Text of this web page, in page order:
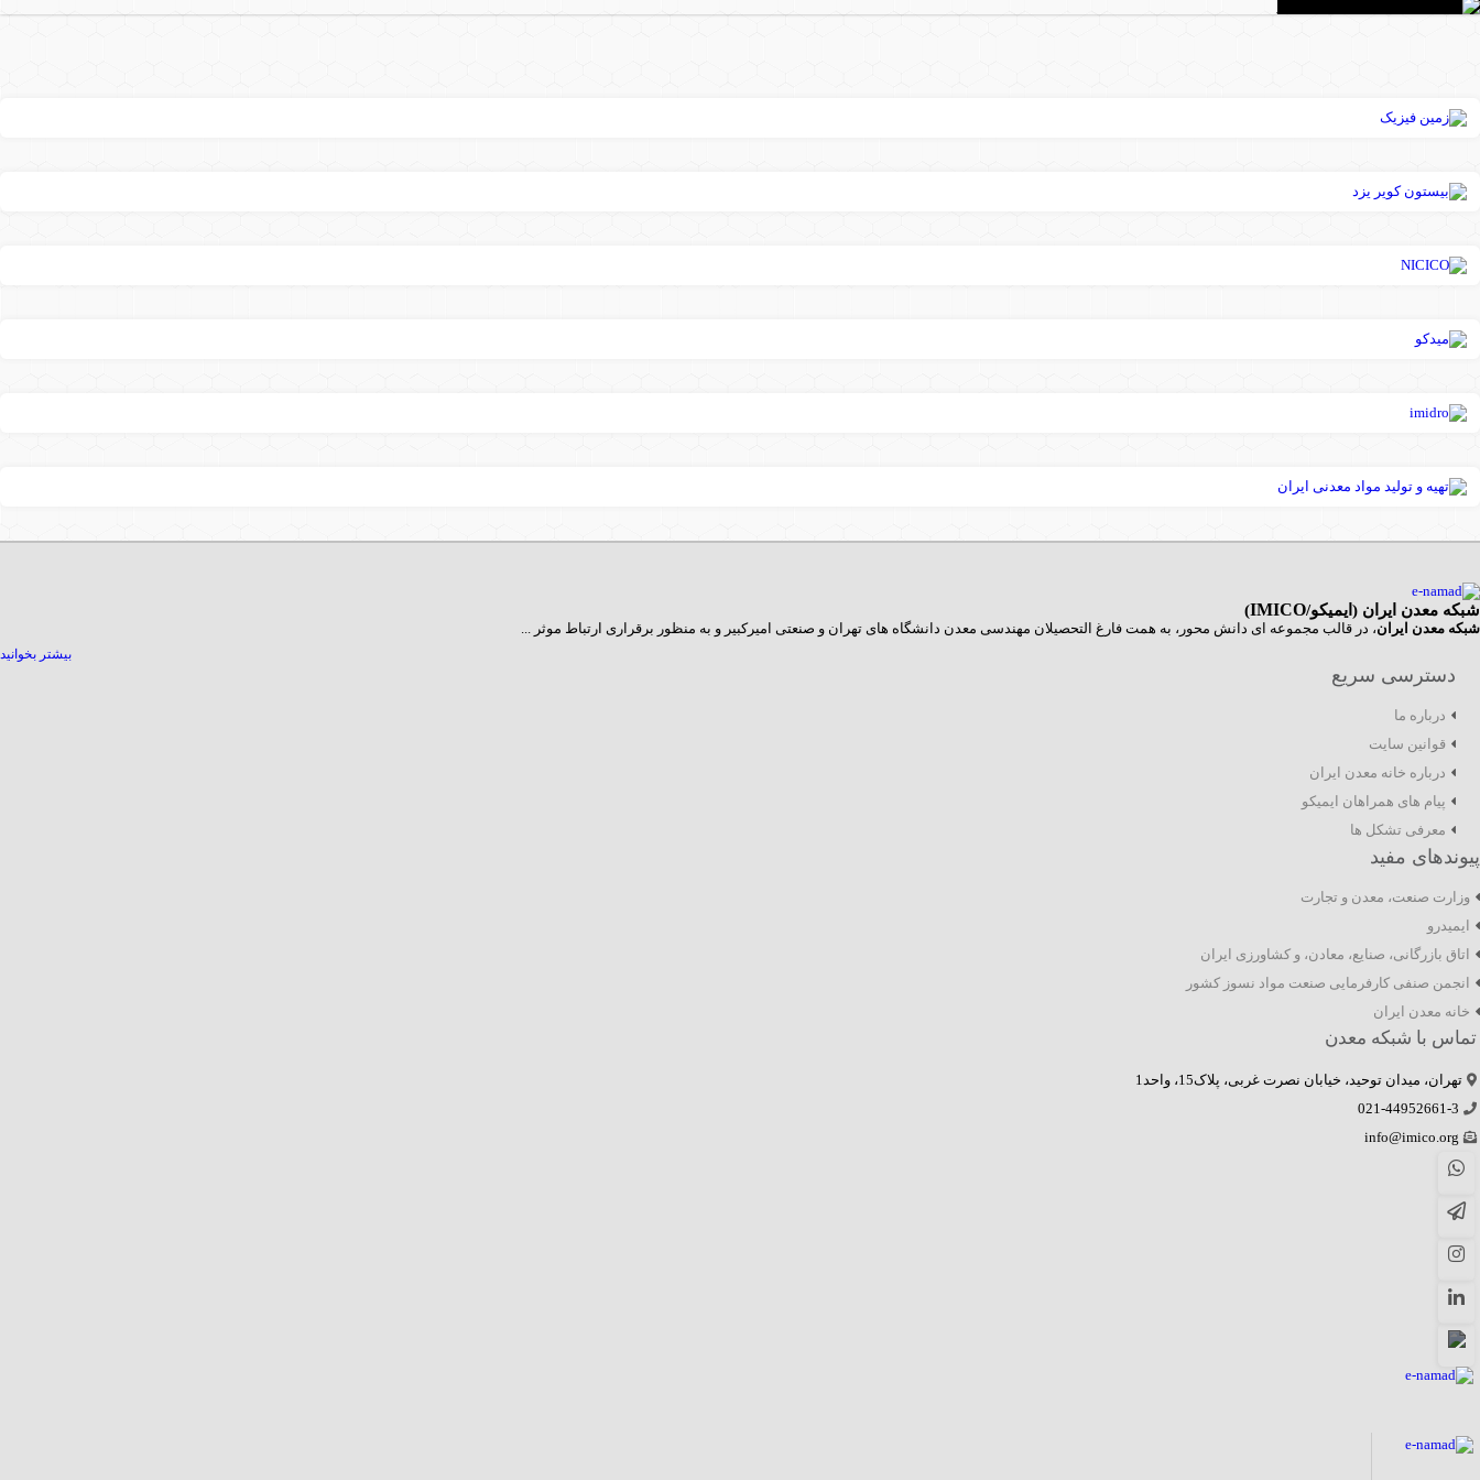
شبکه معدن ایران (ایمیکو/IMICO
)
شبکه معدن ایران، در قالب مجموعه ای دانش محور، به همت فارغ­ التحصیلان مهندسی معدن دانشگاه ­های تهران و صنعتی امیرکبیر و به منظور برقراری ارتباط موثر ...
بیشتر بخوانید
دسترسی سریع
درباره ما
قوانین سایت
درباره خانه معدن ایران
پیام های همراهان ایمیکو
معرفی تشکل ها
پیوندهای مفید
وزارت صنعت، معدن و تجارت
ایمیدرو
اتاق بازرگانی، صنایع، معادن، و کشاورزی ایران
انجمن صنفی کارفرمایی صنعت مواد نسوز کشور
خانه معدن ایران
تماس با شبکه معدن
تهران، میدان توحید، خیابان نصرت غربی، پلاک15، واحد1
021-44952661-3
info@imico.org